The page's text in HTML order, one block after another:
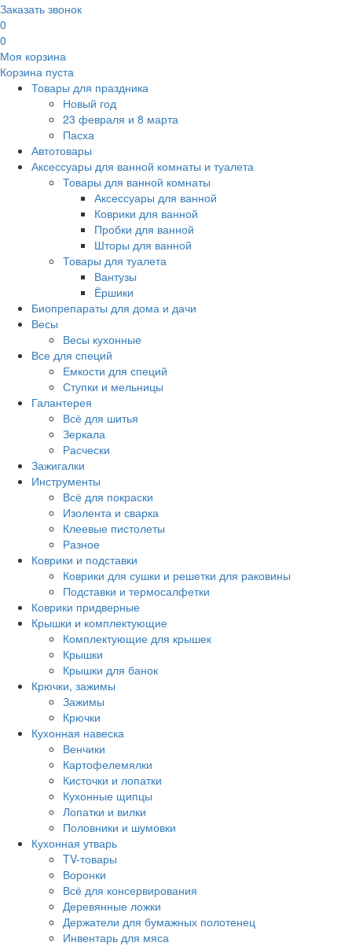
Заказать звонок
0
0
Моя корзина
Корзина пуста
Товары для праздника
Новый год
23 февраля и 8 марта
Пасха
Автотовары
Аксессуары для ванной комнаты и туалета
Товары для ванной комнаты
Аксессуары для ванной
Коврики для ванной
Пробки для ванной
Шторы для ванной
Товары для туалета
Вантузы
Ёршики
Биопрепараты для дома и дачи
Весы
Весы кухонные
Все для специй
Емкости для специй
Ступки и мельницы
Галантерея
Всё для шитья
Зеркала
Расчески
Зажигалки
Инструменты
Всё для покраски
Изолента и сварка
Клеевые пистолеты
Разное
Коврики и подставки
Коврики для сушки и решетки для раковины
Подставки и термосалфетки
Коврики придверные
Крышки и комплектующие
Комплектующие для крышек
Крышки
Крышки для банок
Крючки, зажимы
Зажимы
Крючки
Кухонная навеска
Венчики
Картофелемялки
Кисточки и лопатки
Кухонные щипцы
Лопатки и вилки
Половники и шумовки
Кухонная утварь
TV-товары
Воронки
Всё для консервирования
Деревянные ложки
Держатели для бумажных полотенец
Инвентарь для мяса